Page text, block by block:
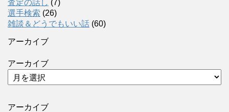
査定の話し (7)
選手検索 (26)
雑談＆どうでもいい話 (60)
アーカイブ
アーカイブ
アーカイブ